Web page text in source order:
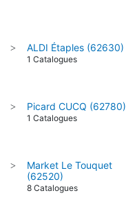
> ALDI Étaples (62630)
1 Catalogues
> Picard CUCQ (62780)
1 Catalogues
>
Market Le Touquet
(62520)
8 Catalogues